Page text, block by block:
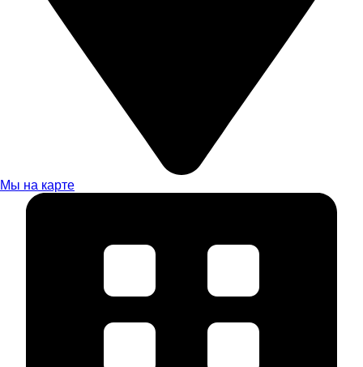
Мы на карте